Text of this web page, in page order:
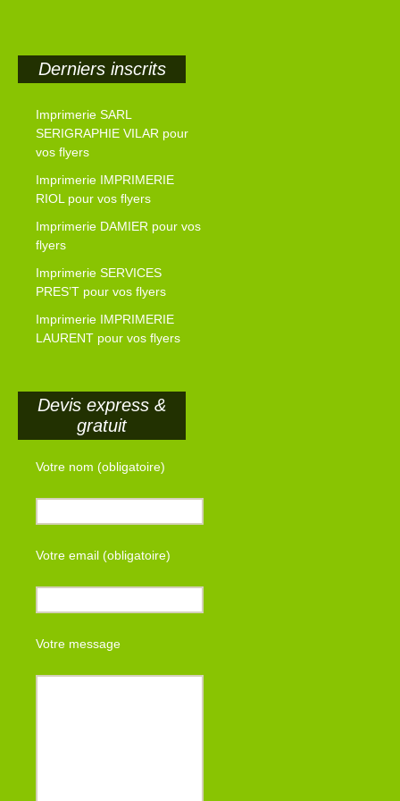
Derniers inscrits
Imprimerie SARL
SERIGRAPHIE VILAR pour
vos flyers
Imprimerie IMPRIMERIE
RIOL pour vos flyers
Imprimerie DAMIER pour vos
flyers
Imprimerie SERVICES
PRES’T pour vos flyers
Imprimerie IMPRIMERIE
LAURENT pour vos flyers
Devis express &
gratuit
Votre nom (obligatoire)
Votre email (obligatoire)
Votre message